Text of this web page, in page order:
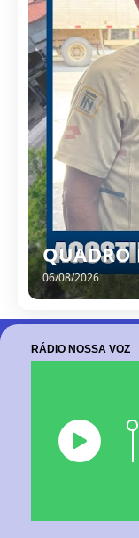
06/08/2026
RÁDIO NOSSA VOZ